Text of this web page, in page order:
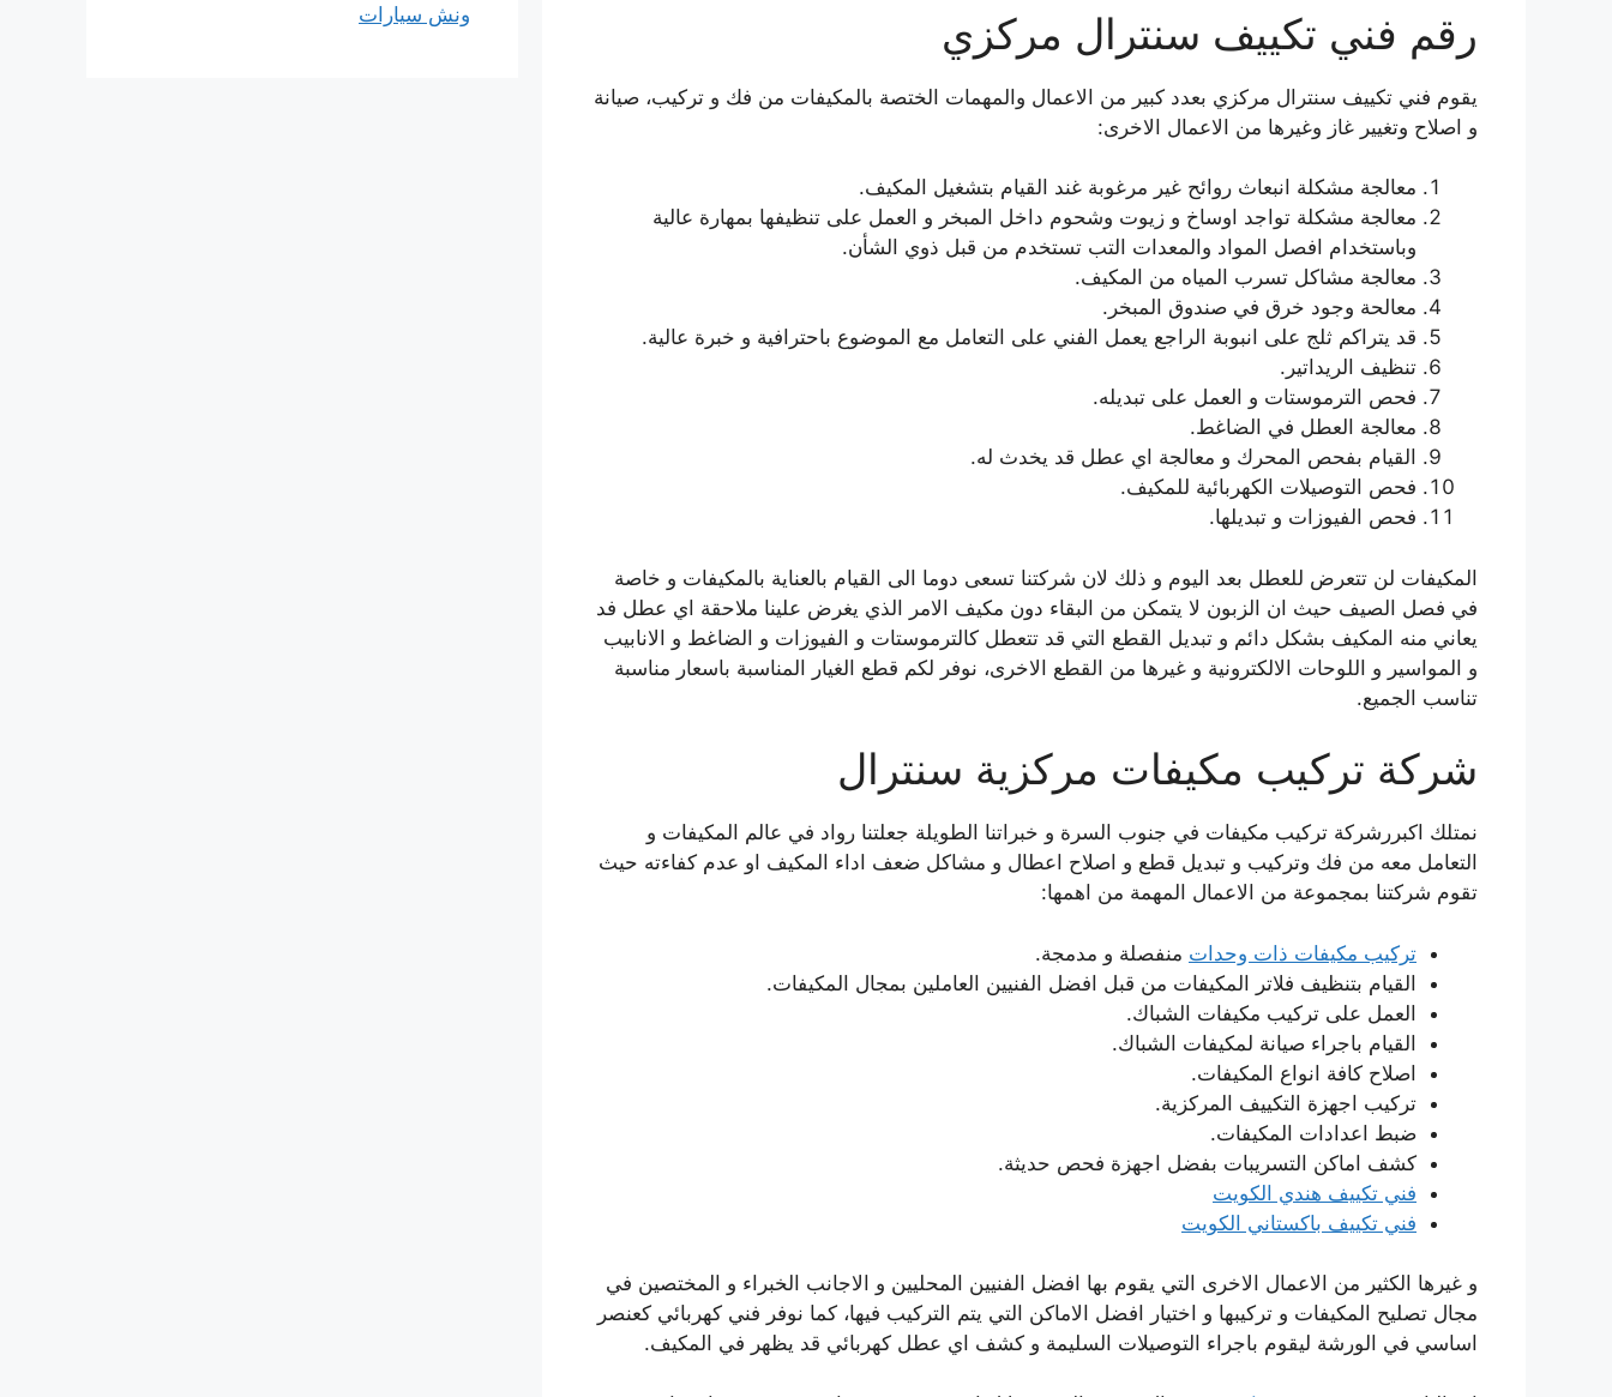
رقم فني تكييف سنترال مركزي
يقوم فني تكييف سنترال مركزي بعدد كبير من الاعمال والمهمات الختصة بالمكيفات من فك و تركيب، صيانة
و اصلاح وتغيير غاز وغيرها من الاعمال الاخرى:
معالجة مشكلة انبعاث روائح غير مرغوبة غند القيام بتشغيل المكيف.
معالجة مشكلة تواجد اوساخ و زيوت وشحوم داخل المبخر و العمل على تنظيفها بمهارة عالية
وباستخدام افصل المواد والمعدات التب تستخدم من قبل ذوي الشأن.
معالجة مشاكل تسرب المياه من المكيف.
معالحة وجود خرق في صندوق المبخر.
قد يتراكم ثلج على انبوبة الراجع يعمل الفني على التعامل مع الموضوع باحترافية و خبرة عالية.
تنظيف الريداتير.
فحص الترموستات و العمل على تبديله.
معالجة العطل في الضاغط.
القيام بفحص المحرك و معالجة اي عطل قد يخدث له.
فحص التوصيلات الكهربائية للمكيف.
فحص الفيوزات و تبديلها.
المكيفات لن تتعرض للعطل بعد اليوم و ذلك لان شركتنا تسعى دوما الى القيام بالعناية بالمكيفات و خاصة
في فصل الصيف حيث ان الزبون لا يتمكن من البقاء دون مكيف الامر الذي يغرض علينا ملاحقة اي عطل فد
يعاني منه المكيف بشكل دائم و تبديل القطع التي قد تتعطل كالترموستات و الفيوزات و الضاغط و الانابيب
و المواسير و اللوحات الالكترونية و غيرها من القطع الاخرى، نوفر لكم قطع الغيار المناسبة باسعار مناسبة
تناسب الجميع.
شركة تركيب مكيفات مركزية سنترال
نمتلك اكبررشركة تركيب مكيفات في جنوب السرة و خبراتنا الطويلة جعلتنا رواد في عالم المكيفات و
التعامل معه من فك وتركيب و تبديل قطع و اصلاح اعطال و مشاكل ضعف اداء المكيف او عدم كفاءته حيث
تقوم شركتنا بمجموعة من الاعمال المهمة من اهمها:
تركيب مكيفات ذات وحدات منفصلة و مدمجة.
القيام بتنظيف فلاتر المكيفات من قبل افضل الفنيين العاملين بمجال المكيفات.
العمل على تركيب مكيفات الشباك.
القيام باجراء صيانة لمكيفات الشباك.
اصلاح كافة انواع المكيفات.
تركيب اجهزة التكييف المركزية.
ضبط اعدادات المكيفات.
كشف اماكن التسريبات بفضل اجهزة فحص حديثة.
فني تكييف هندي الكويت
فني تكييف باكستاني الكويت
و غيرها الكثير من الاعمال الاخرى التي يقوم بها افضل الفنيين المحليين و الاجانب الخبراء و المختصين في
مجال تصليح المكيفات و تركيبها و اختيار افضل الاماكن التي يتم التركيب فيها، كما نوفر فني كهربائي كعنصر
اساسي في الورشة ليقوم باجراء التوصيلات السليمة و كشف اي عطل كهربائي قد يظهر في المكيف.
ونش سيارات